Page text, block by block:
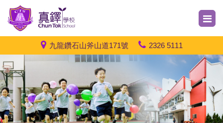
九龍鑽石山斧山道171號 2326 5111